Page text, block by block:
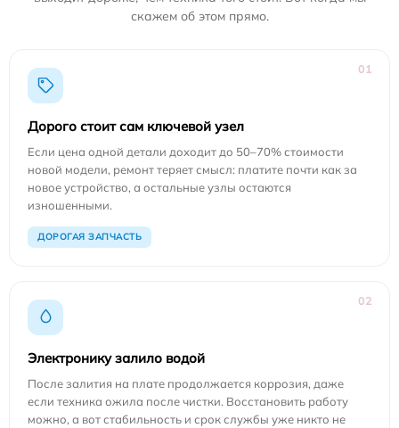
скажем об этом прямо.
01
Дорого стоит сам ключевой узел
Если цена одной детали доходит до 50–70% стоимости
новой модели, ремонт теряет смысл: платите почти как за
новое устройство, а остальные узлы остаются
изношенными.
ДОРОГАЯ ЗАПЧАСТЬ
02
Электронику залило водой
После залития на плате продолжается коррозия, даже
если техника ожила после чистки. Восстановить работу
можно, а вот стабильность и срок службы уже никто не